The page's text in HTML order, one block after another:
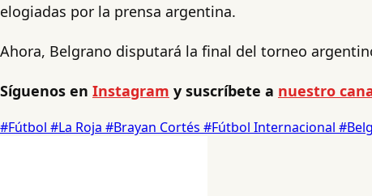
elogiadas por la prensa argentina.
Ahora, Belgrano disputará la final del torneo
Síguenos en Instagram y suscríbete a nuestro
#Fútbol #La Roja #Brayan Cortés #Fútbol Internacional